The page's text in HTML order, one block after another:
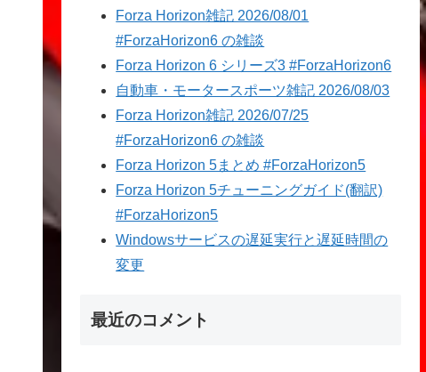
Forza Horizon雑記 2026/08/01
#ForzaHorizon6 の雑談
Forza Horizon 6 シリーズ3 #ForzaHorizon6
自動車・モータースポーツ雑記 2026/08/03
Forza Horizon雑記 2026/07/25
#ForzaHorizon6 の雑談
Forza Horizon 5まとめ #ForzaHorizon5
Forza Horizon 5チューニングガイド(翻訳)
#ForzaHorizon5
Windowsサービスの遅延実行と遅延時間の
変更
最近のコメント